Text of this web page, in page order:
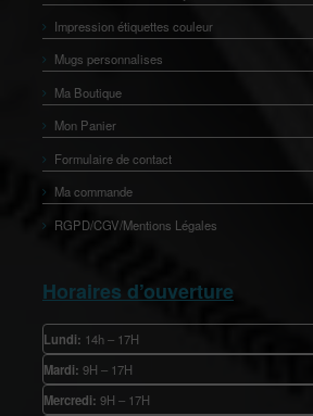
Impression étiquettes couleur
Mugs personnalises
Ma Boutique
Mon Panier
Formulaire de contact
Ma commande
RGPD/CGV/Mentions Légales
Horaires d’ouverture
Lundi: 14h – 17H
Mardi: 9H – 17H
Mercredi: 9H – 17H